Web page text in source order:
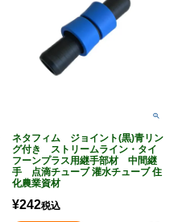
ネタフィム ジョイント(黒)青リン
グ付き ストリームライン・タイ
フーンプラス用継手部材 中間継
手 点滴チューブ 灌水チューブ 住
化農業資材
¥242税込